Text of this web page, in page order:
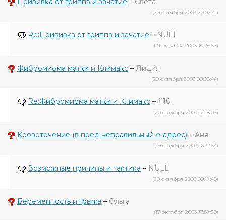
(20 октября 2003 20:02:41)
Re:Прививка от гриппа и зачатие – NULL
(21 октября 2003 10:26:57)
Фибромиома матки и Климакс – Лидия
(20 октября 2003 09:08:44)
Re:Фибромиома матки и Климакс – #16
(20 октября 2003 12:18:07)
Кровотечение (в пред неправильный е-адрес) – Аня
(19 октября 2003 16:32:54)
Возможные причины и тактика – NULL
(20 октября 2003 09:17:48)
Беременность и грыжа – Ольга
(17 октября 2003 17:57:29)